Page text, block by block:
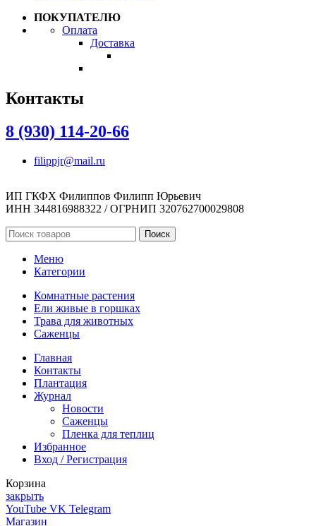
ПОКУПАТЕЛЮ
Оплата
Доставка
Контакты
8 (930) 114-20-66
filippjr@mail.ru
ИП ГКФХ Филиппов Филипп Юрьевич
ИНН 344816988322 / ОГРНИП 320762700029808
Поиск
Меню
Категории
Комнатные растения
Ели живые в горшках
Трава для животных
Саженцы
Главная
Контакты
Плантация
Журнал
Новости
Саженцы
Пленка для теплиц
Избранное
Вход / Регистрация
Корзина
закрыть
YouTube VK Telegram
Магазин